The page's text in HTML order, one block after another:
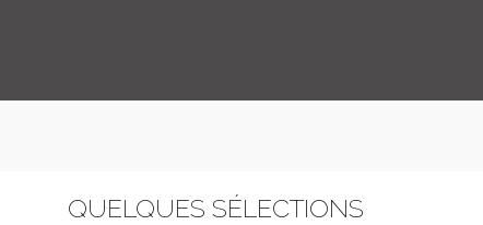
QUELQUES SÉLECTIONS